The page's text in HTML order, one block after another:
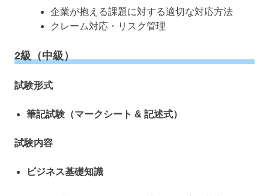
企業が抱える課題に対する適切な対応方法
クレーム対応・リスク管理
2級（中級）
試験形式
筆記試験（マークシート & 記述式）
試験内容
ビジネス基礎知識